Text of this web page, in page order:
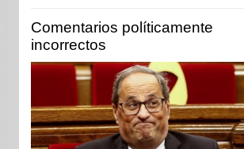
Comentarios políticamente
incorrectos